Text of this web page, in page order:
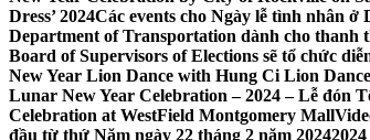
Dress’ 2024Các events cho Ngày lễ tình nhân
Department of Transportation dành cho thanh
Board of Supervisors of Elections sẽ tổ chức
New Year Lion Dance with Hung Ci Lion
Lunar New Year Celebration – 2024 – Lễ đón
Celebration at WestField Montgomery Mall
đầu từ thứ Năm ngày 22 tháng 2 năm 2024